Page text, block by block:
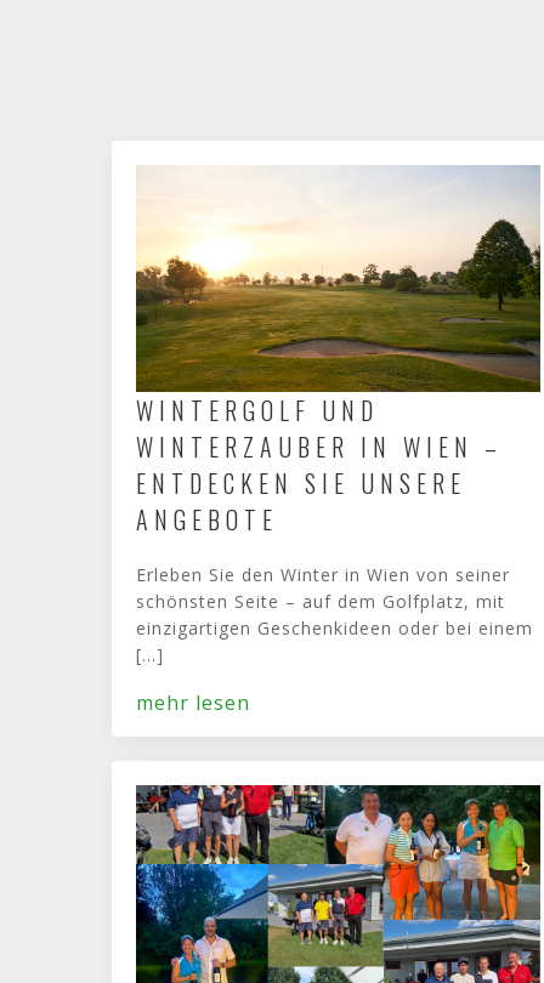
WINTERGOLF UND
WINTERZAUBER IN WIEN –
ENTDECKEN SIE UNSERE
ANGEBOTE
Erleben Sie den Winter in Wien von seiner
schönsten Seite – auf dem Golfplatz, mit
einzigartigen Geschenkideen oder bei einem
[...]
mehr lesen